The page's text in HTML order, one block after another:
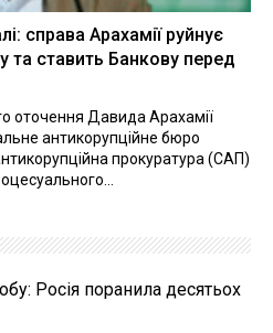
справа Арахамії руйнує
та ставить Банкову перед
оточення Давида Арахамії
антикорупційне бюро
прокуратура (САП)
Росія поранила десятьох